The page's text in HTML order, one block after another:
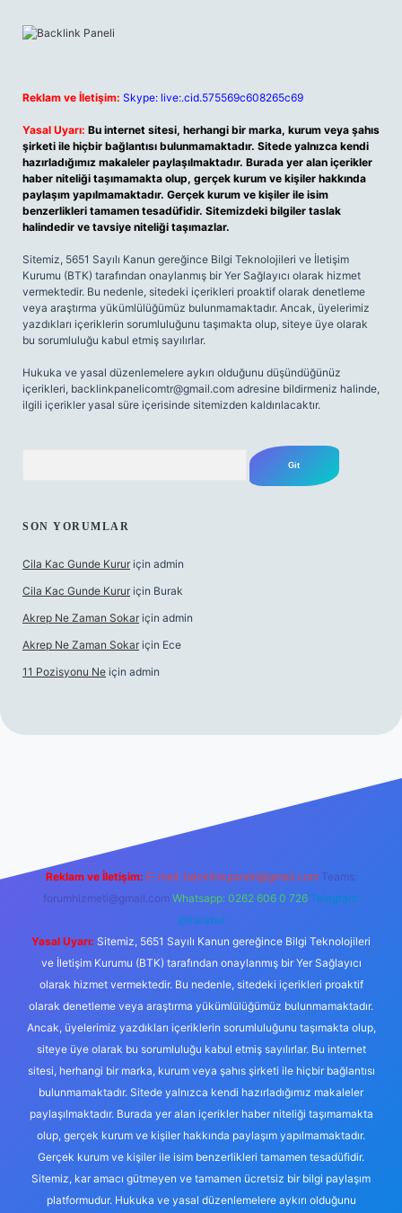
Reklam ve İletişim: Skype: live:.cid.575569c608265c69
Yasal Uyarı: Bu internet sitesi, herhangi bir marka, kurum veya şahıs
şirketi ile hiçbir bağlantısı bulunmamaktadır. Sitede yalnızca kendi
hazırladığımız makaleler paylaşılmaktadır. Burada yer alan içerikler
haber niteliği taşımamakta olup, gerçek kurum ve kişiler hakkında
paylaşım yapılmamaktadır. Gerçek kurum ve kişiler ile isim
benzerlikleri tamamen tesadüfidir. Sitemizdeki bilgiler taslak
halindedir ve tavsiye niteliği taşımazlar.
Sitemiz, 5651 Sayılı Kanun gereğince Bilgi Teknolojileri ve İletişim
Kurumu (BTK) tarafından onaylanmış bir Yer Sağlayıcı olarak hizmet
vermektedir. Bu nedenle, sitedeki içerikleri proaktif olarak denetleme
veya araştırma yükümlülüğümüz bulunmamaktadır. Ancak, üyelerimiz
yazdıkları içeriklerin sorumluluğunu taşımakta olup, siteye üye olarak
bu sorumluluğu kabul etmiş sayılırlar.
Hukuka ve yasal düzenlemelere aykırı olduğunu düşündüğünüz
içerikleri, backlinkpanelicomtr@gmail.com adresine bildirmeniz halinde,
ilgili içerikler yasal süre içerisinde sitemizden kaldırılacaktır.
SON YORUMLAR
Cila Kac Gunde Kurur için admin
Cila Kac Gunde Kurur için Burak
Akrep Ne Zaman Sokar için admin
Akrep Ne Zaman Sokar için Ece
11 Pozisyonu Ne için admin
Reklam ve İletişim: E-mail: backlinkpaneli@gmail.com Teams:
forumhizmeti@gmail.com Whatsapp: 0262 606 0 726 Telegram:
@karabul
Yasal Uyarı: Sitemiz, 5651 Sayılı Kanun gereğince Bilgi Teknolojileri
ve İletişim Kurumu (BTK) tarafından onaylanmış bir Yer Sağlayıcı
olarak hizmet vermektedir. Bu nedenle, sitedeki içerikleri proaktif
olarak denetleme veya araştırma yükümlülüğümüz bulunmamaktadır.
Ancak, üyelerimiz yazdıkları içeriklerin sorumluluğunu taşımakta olup,
siteye üye olarak bu sorumluluğu kabul etmiş sayılırlar. Bu internet
sitesi, herhangi bir marka, kurum veya şahıs şirketi ile hiçbir bağlantısı
bulunmamaktadır. Sitede yalnızca kendi hazırladığımız makaleler
paylaşılmaktadır. Burada yer alan içerikler haber niteliği taşımamakta
olup, gerçek kurum ve kişiler hakkında paylaşım yapılmamaktadır.
Gerçek kurum ve kişiler ile isim benzerlikleri tamamen tesadüfidir.
Sitemiz, kar amacı gütmeyen ve tamamen ücretsiz bir bilgi paylaşım
platformudur. Hukuka ve yasal düzenlemelere aykırı olduğunu